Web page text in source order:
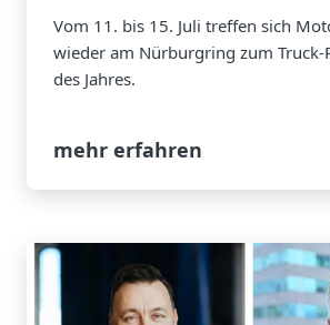
​​​​​​​Vom 11. bis 15. Juli treffen sich
wieder am Nürburgring zum Truck-
des Jahres.
mehr erfahren